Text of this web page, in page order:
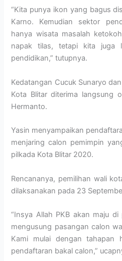
“Kita punya ikon yang bagus
Karno. Kemudian sektor
hanya wisata masalah
napak tilas, tetapi kita juga
pendidikan,” tutupnya.
Kedatangan Cucuk Sunaryo
Kota Blitar diterima langsung
Hermanto.
Yasin menyampaikan
menjaring calon pemimpin
pilkada Kota Blitar 2020.
Rencananya, pemilihan wali
dilaksanakan pada 23
“Insya Allah PKB akan maju
mengusung pasangan calon
Kami mulai dengan tahapan
pendaftaran bakal calon,”